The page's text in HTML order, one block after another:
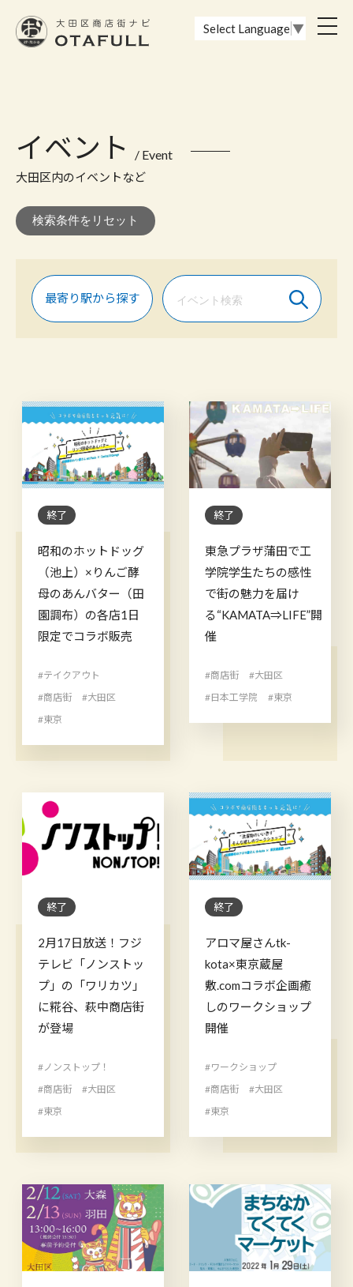
Select Language ▼
イベント / Event
大田区内のイベントなど
最寄り駅から探す
終了
昭和のホットドッグ
（池上）×りんご酵
母のあんバター（田
園調布）の各店1日
限定でコラボ販売
#テイクアウト
#商店街
#大田区
#東京
終了
東急プラザ蒲田で工
学院学生たちの感性
で街の魅力を届け
る“KAMATA⇒LIFE”開
催
#商店街
#大田区
#日本工学院
#東京
終了
2月17日放送！フジ
テレビ「ノンストッ
プ」の「ワリカツ」
に糀谷、萩中商店街
が登場
#ノンストップ！
#商店街
#大田区
#東京
終了
アロマ屋さんtk-
kota×東京蔵屋
敷.comコラボ企画癒
しのワークショップ
開催
#ワークショップ
#商店街
#大田区
#東京